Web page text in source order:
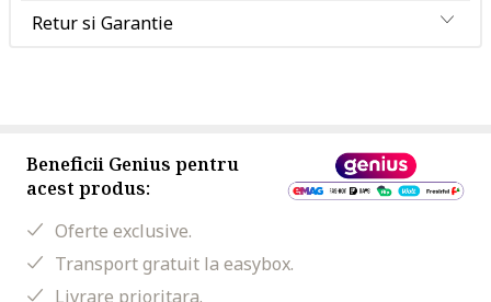
Retur si Garantie
Beneficii Genius pentru
acest produs:
Oferte exclusive.
Transport gratuit la easybox.
Livrare prioritara.